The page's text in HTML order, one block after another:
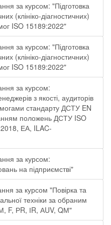
за курсом: "Підготовка
(клініко-діагностичних)
ISO 15189:2022"
за курсом: "Підготовка
(клініко-діагностичних)
ISO 15189:2022"
за курсом:
з якості, аудиторів
стандарту ДСТУ EN
положень ДСТУ ISO
ЕА, ILAC-
за курсом:
на підприємстві"
за курсом "Повірка та
техніки за обраним
F, РR, ІR, АUV, QМ"